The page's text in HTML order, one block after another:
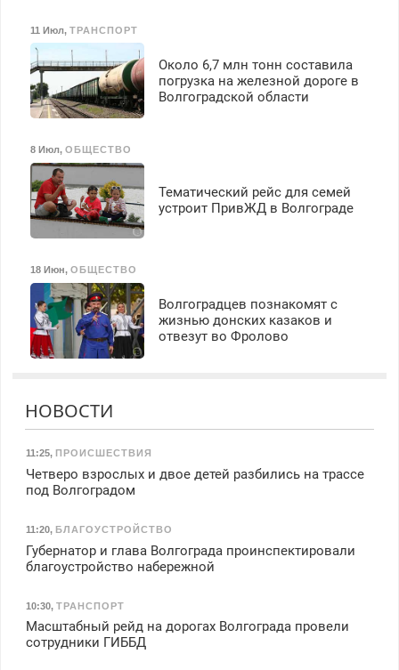
11 Июл, ТРАНСПОРТ
Около 6,7 млн тонн составила
погрузка на железной дороге в
Волгоградской области
8 Июл, ОБЩЕСТВО
Тематический рейс для семей
устроит ПривЖД в Волгограде
18 Июн, ОБЩЕСТВО
Волгоградцев познакомят с
жизнью донских казаков и
отвезут во Фролово
НОВОСТИ
11:25, ПРОИСШЕСТВИЯ
Четверо взрослых и двое детей разбились на трассе
под Волгоградом
11:20, БЛАГОУСТРОЙСТВО
Губернатор и глава Волгограда проинспектировали
благоустройство набережной
10:30, ТРАНСПОРТ
Масштабный рейд на дорогах Волгограда провели
сотрудники ГИББД